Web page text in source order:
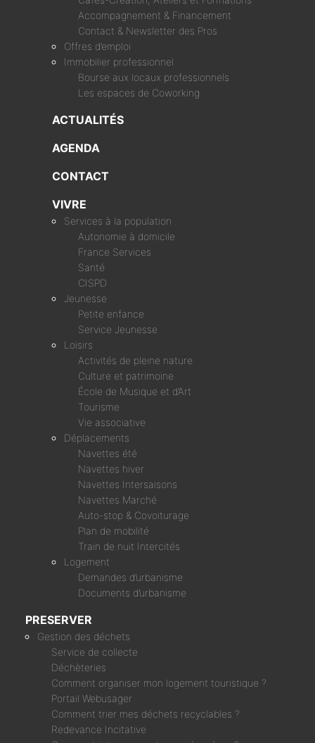
Accompagnement & Financement
Contact & Newsletter des Pros
Offres d’emploi
Immobilier professionnel
Bourse aux locaux professionnels
Les espaces de Coworking
ACTUALITÉS
AGENDA
CONTACT
VIVRE
Services à la population
Autonomie à domicile
France Services
Santé
CISPD
Jeunesse
Petite enfance
Service Jeunesse
Loisirs
Activités de pleine nature
Culture et patrimoine
École de Musique et d’Art
Tourisme
Vie associative
Déplacements
Navettes été
Navettes hiver
Navettes Intersaisons
Navettes Marché
Auto-stop & Covoiturage
Plan de mobilité
Train de nuit Intercités
Logement
Demandes d’urbanisme
Documents d’urbanisme
PRESERVER
Gestion des déchets
Service de collecte
Déchèteries
Comment organiser mon logement touristique ?
Portail Webusager
Comment trier mes déchets recyclables ?
Redevance Incitative